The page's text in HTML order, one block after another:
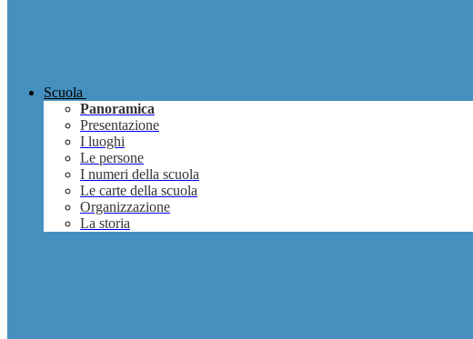
Scuola
Panoramica
Presentazione
I luoghi
Le persone
I numeri della scuola
Le carte della scuola
Organizzazione
La storia